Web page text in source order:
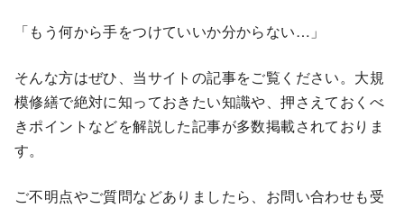
「もう何から手をつけていいか分からない…」
そんな方はぜひ、当サイトの記事をご覧ください。大規
模修繕で絶対に知っておきたい知識や、押さえておくべ
きポイントなどを解説した記事が多数掲載されておりま
す。
ご不明点やご質問などありましたら、お問い合わせも受